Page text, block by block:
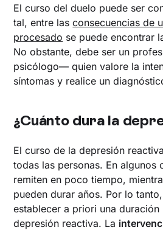
El curso del duelo puede ser
tal, entre lasconsecuencias de
procesado se puede encontrar
No obstante, debe ser un
psicólogo— quien valore la
síntomas y realice un
¿Cuánto dura la
El curso de la depresión
todas las personas. En algunos
remiten en poco tiempo,
pueden durar años. Por lo
establecer a priori una
depresión reactiva. La